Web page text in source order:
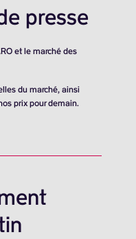
presse
et le marché des
du marché, ainsi
prix pour demain.